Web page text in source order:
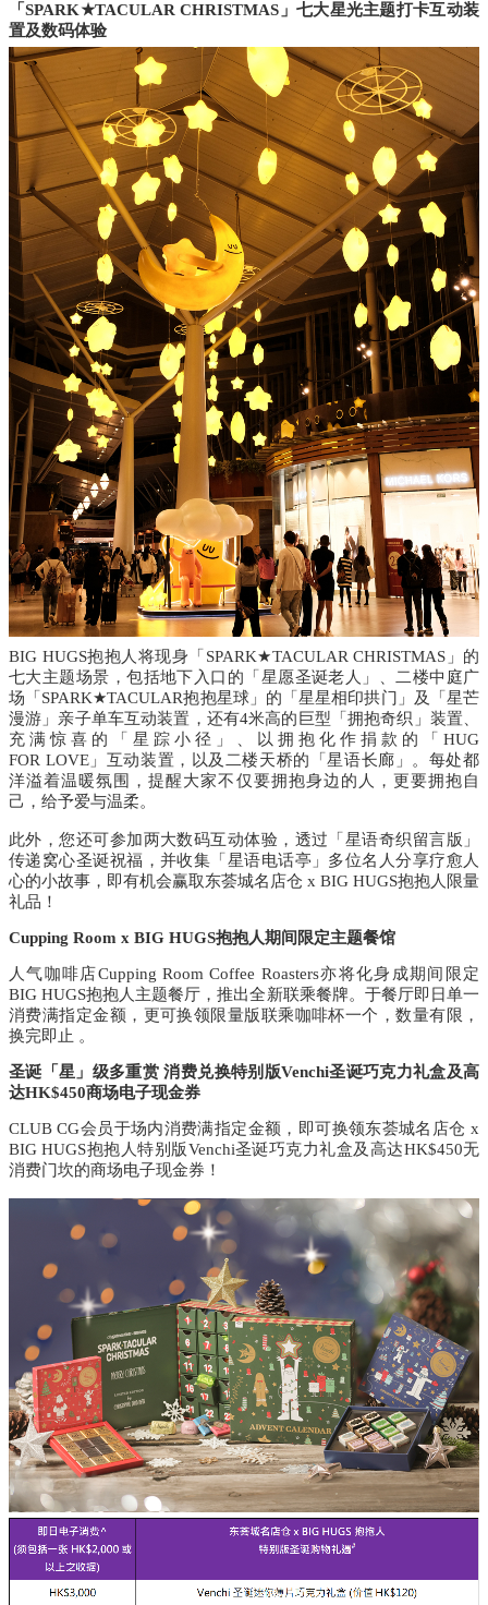
「SPARK★TACULARCHRISTMAS」七大星光主题打卡互动装
置及数码体验
BIG HUGS抱抱人将现身 「 SPARK★TACULAR CHRISTMAS」 的
七大主题场景，包括地下入口的 「星愿圣诞老人」
、二楼中庭广
场 「SPARK★TACULAR抱抱星球」 的 「星星相印拱门」 及
「星芒
漫游」 亲子单车互动装置，还有4米高的巨型 「拥抱奇织」 装置、
充满惊喜的
「星踪小径」 、以拥抱化作捐款的
「HUG
FOR LOVE」 互动装置，以及二楼天桥的 「星语长廊」
。每处都
洋溢着温暖氛围，提醒大家不仅要拥抱身边的人，更要拥抱自
己，给予爱与温柔。
此外，您还可参加两大数码互动体验，透过 「星语奇织留言版」
传递窝心圣诞祝福，并收集 「星语电话亭」 多位名人分享疗愈人
心的小故事，即有机会赢取东荟城名店仓 x BIG HUGS抱抱人限量
礼品！
Cupping Room x BIG HUGS抱抱人期间限定主题餐馆
人气咖啡店Cupping Room Coffee Roasters亦将化身成期间限定
BIG HUGS抱抱人主题餐厅，推出全新联乘餐牌。于餐厅即日单一
消费满指定金额，更可换领限量版联乘咖啡杯一个，数量有限，
换完即止 。
圣诞「星」级多重赏 消费兑换特别版Venchi圣诞巧克力礼盒及高
达HK$450商场电子现金券
CLUB CG会员于场内消费满指定金额，即可换领东荟城名店仓 x
BIG HUGS抱抱人特别版Venchi圣诞巧克力礼盒及高达HK$450无
消费门坎的商场电子现金券！